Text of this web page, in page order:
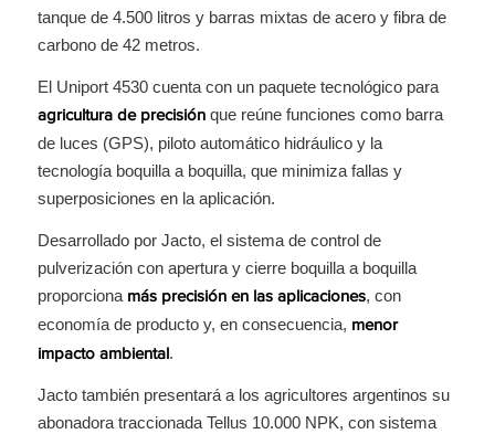
tanque de 4.500 litros y barras mixtas de acero y fibra de
carbono de 42 metros.
El Uniport 4530 cuenta con un paquete tecnológico para
agricultura de precisiónque reúne funciones como barra
de luces (GPS), piloto automático hidráulico y la
tecnología boquilla a boquilla, que minimiza fallas y
superposiciones en la aplicación.
Desarrollado por Jacto, el sistema de control de
pulverización con apertura y cierre boquilla a boquilla
proporciona más precisión en las aplicaciones, con
economía de producto y, en consecuencia, menor
impacto ambiental.
Jacto también presentará a los agricultores argentinos su
abonadora traccionada Tellus 10.000 NPK, con sistema